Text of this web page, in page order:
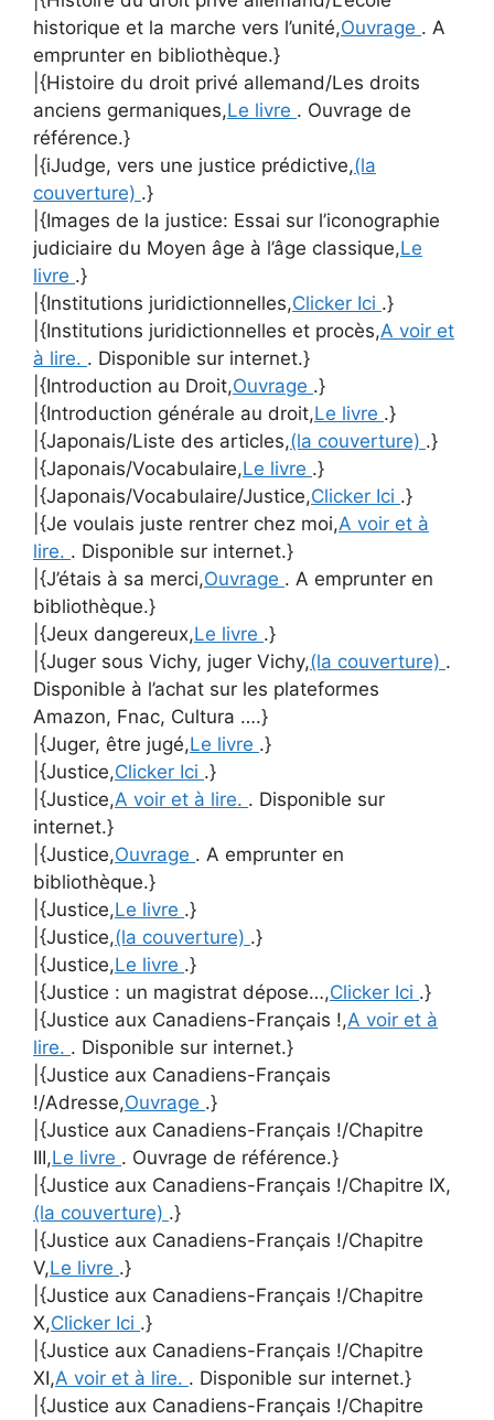
historique et la marche vers l’unité,Ouvrage . A
emprunter en bibliothèque.}
|{Histoire du droit privé allemand/Les droits
anciens germaniques,Le livre . Ouvrage de
référence.}
|{iJudge, vers une justice prédictive,(la
couverture) .}
|{Images de la justice: Essai sur l’iconographie
judiciaire du Moyen âge à l’âge classique,Le
livre .}
|{Institutions juridictionnelles,Clicker Ici .}
|{Institutions juridictionnelles et procès,A voir et
à lire. . Disponible sur internet.}
|{Introduction au Droit,Ouvrage .}
|{Introduction générale au droit,Le livre .}
|{Japonais/Liste des articles,(la couverture) .}
|{Japonais/Vocabulaire,Le livre .}
|{Japonais/Vocabulaire/Justice,Clicker Ici .}
|{Je voulais juste rentrer chez moi,A voir et à
lire. . Disponible sur internet.}
|{J’étais à sa merci,Ouvrage . A emprunter en
bibliothèque.}
|{Jeux dangereux,Le livre .}
|{Juger sous Vichy, juger Vichy,(la couverture) .
Disponible à l’achat sur les plateformes
Amazon, Fnac, Cultura ….}
|{Juger, être jugé,Le livre .}
|{Justice,Clicker Ici .}
|{Justice,A voir et à lire. . Disponible sur
internet.}
|{Justice,Ouvrage . A emprunter en
bibliothèque.}
|{Justice,Le livre .}
|{Justice,(la couverture) .}
|{Justice,Le livre .}
|{Justice : un magistrat dépose…,Clicker Ici .}
|{Justice aux Canadiens-Français !,A voir et à
lire. . Disponible sur internet.}
|{Justice aux Canadiens-Français
!/Adresse,Ouvrage .}
|{Justice aux Canadiens-Français !/Chapitre
III,Le livre . Ouvrage de référence.}
|{Justice aux Canadiens-Français !/Chapitre IX,
(la couverture) .}
|{Justice aux Canadiens-Français !/Chapitre
V,Le livre .}
|{Justice aux Canadiens-Français !/Chapitre
X,Clicker Ici .}
|{Justice aux Canadiens-Français !/Chapitre
XI,A voir et à lire. . Disponible sur internet.}
|{Justice aux Canadiens-Français !/Chapitre